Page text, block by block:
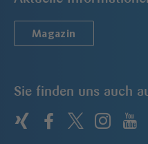
Magazin
Sie finden uns auch
xingfacebook
twitter